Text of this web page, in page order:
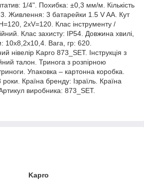
1/4". Похибка: ±0,3 мм/м. Кількість
Живлення: 3 батарейки 1.5 V AA. Кут
2хV=120. Клас інструменту /
Клас захисту: IP54. Довжина хвилі,
10x8,2x10,4. Вага, гр: 620.
нівелір Kapro 873_SET. Інструкція з
талон. Тринога з розпірною
Упаковка – картонна коробка.
роки. Країна бренду: Ізраїль. Країна
виробника: 873_SET.
Kapro